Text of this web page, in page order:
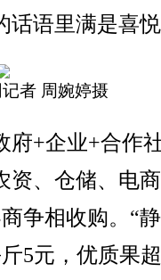
话语里满是喜
者 周婉婷摄
+企业+合作
资、仓储、电
争相收购。“
5元，优质果